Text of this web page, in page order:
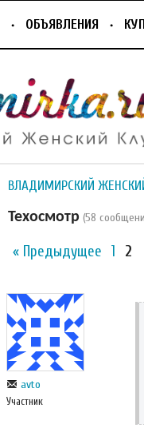
ОБЪЯВЛЕНИЯ
ВЛАДИМИРСКИЙ
Техосмотр (58
« Предыдущее 1 2
avto
Участник